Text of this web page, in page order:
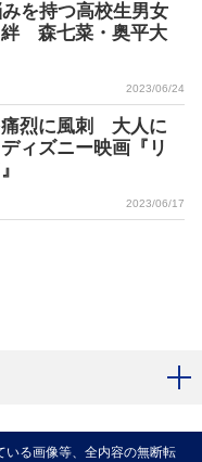
を持つ高校生男女
絆 森七菜・奥平大
2023/06/24
痛烈に風刺 大人に
ィズニー映画『リ
2023/06/17
る画像等、全内容の無断転